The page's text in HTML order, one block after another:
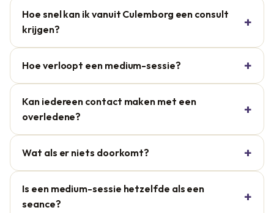
Hoe snel kan ik vanuit Culemborg een consult
krijgen?
Hoe verloopt een medium-sessie?
Kan iedereen contact maken met een
overledene?
Wat als er niets doorkomt?
Is een medium-sessie hetzelfde als een
seance?